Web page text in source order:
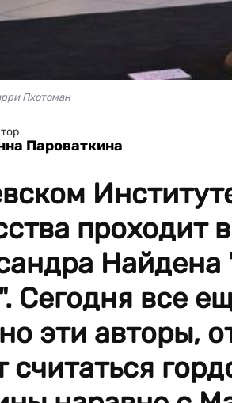
Пхотоман
Пароваткина
проходит
Сегодня все
эти авторы,
считаться